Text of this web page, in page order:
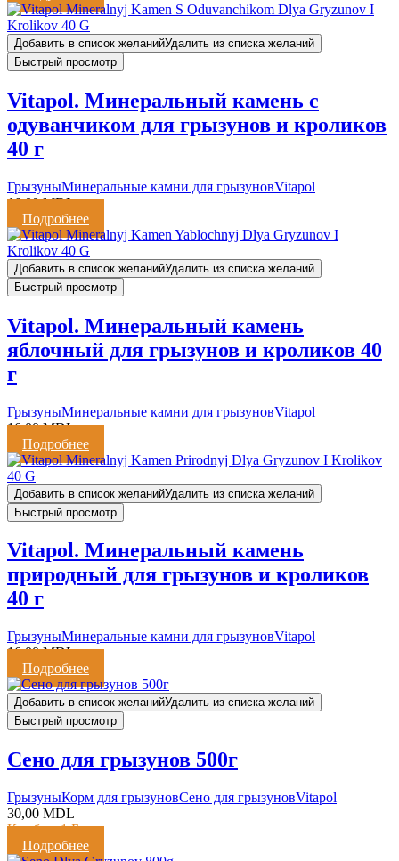
Добавить в список желанийУдалить из списка желаний
Быстрый просмотр
Vitapol. Минеральный камень с
одуванчиком для грызунов и кроликов
40 г
ГрызуныМинеральные камни для грызуновVitapol
16,00MDL
Подробнее
Добавить в список желанийУдалить из списка желаний
Быстрый просмотр
Vitapol. Минеральный камень
яблочный для грызунов и кроликов 40
г
ГрызуныМинеральные камни для грызуновVitapol
16,00MDL
Подробнее
Добавить в список желанийУдалить из списка желаний
Быстрый просмотр
Vitapol. Минеральный камень
природный для грызунов и кроликов
40 г
ГрызуныМинеральные камни для грызуновVitapol
16,00MDL
Подробнее
Добавить в список желанийУдалить из списка желаний
Быстрый просмотр
Сено для грызунов 500г
ГрызуныКорм для грызуновСено для грызуновVitapol
30,00 MDL
Кешбэк:1 Балл
Подробнее